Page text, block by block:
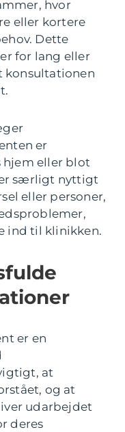
hvor
eller kortere
Dette
for lang eller
konsultationen
er
hjem eller blot
er særligt nyttigt
eller personer,
ind til klinikken.
er en
at
og at
udarbejdet
deres